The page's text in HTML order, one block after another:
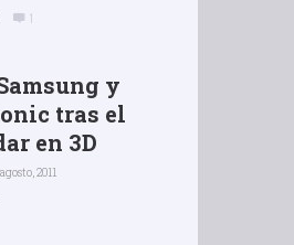
1
y
tras el
en 3D
2011